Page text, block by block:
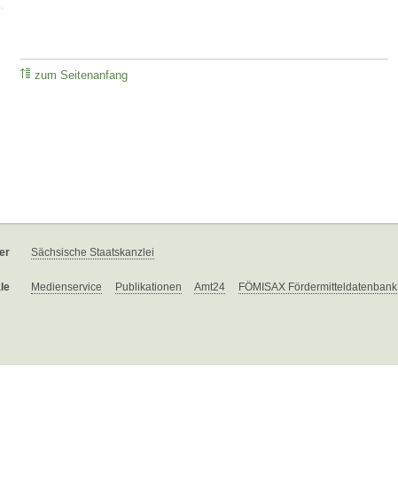
zum Seitenanfang
Sächsische Staatskanzlei
Medienservice Publikationen Amt24 FÖMISAX Fördermitteldatenbank